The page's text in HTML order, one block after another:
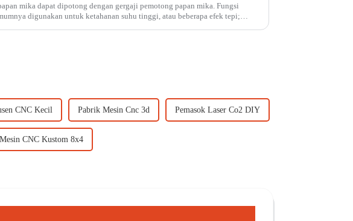
mika dapat dipotong dengan gergaji pemotong papan mika. Fungsi
digunakan untuk ketahanan suhu tinggi, atau beberapa efek tepi;
CNC Kecil Pabrik Mesin Cnc 3d Pemasok Laser Co2 DIY
Mesin CNC Kustom 8x4